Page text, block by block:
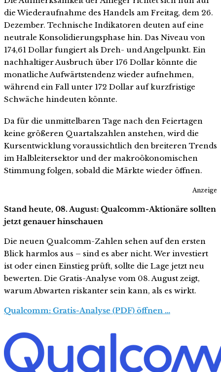
die Wiederaufnahme des Handels am Freitag, dem 26.
Dezember. Technische Indikatoren deuten auf eine
neutrale Konsolidierungsphase hin. Das Niveau von
174,61 Dollar fungiert als Dreh- und Angelpunkt. Ein
nachhaltiger Ausbruch über 176 Dollar könnte die
monatliche Aufwärtstendenz wieder aufnehmen,
während ein Fall unter 172 Dollar auf kurzfristige
Schwäche hindeuten könnte.
Da für die unmittelbaren Tage nach den Feiertagen
keine größeren Quartalszahlen anstehen, wird die
Kursentwicklung voraussichtlich den breiteren Trends
im Halbleitersektor und der makroökonomischen
Stimmung folgen, sobald die Märkte wieder öffnen.
Anzeige
Stand heute, 08. August: Qualcomm-Aktionäre sollten
jetzt genauer hinschauen
Die neuen Qualcomm-Zahlen sehen auf den ersten
Blick harmlos aus – sind es aber nicht. Wer investiert
ist oder einen Einstieg prüft, sollte die Lage jetzt neu
bewerten. Die Gratis-Analyse vom 08. August zeigt,
warum Abwarten riskanter sein kann, als es wirkt.
Qualcomm: Gratis-Analyse (PDF) öffnen …